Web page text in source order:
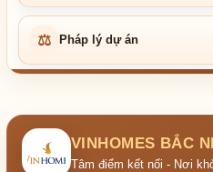
⚖ Pháp lý dự án
VINHOMES BẮC
Tâm điểm kết nối - Nơi